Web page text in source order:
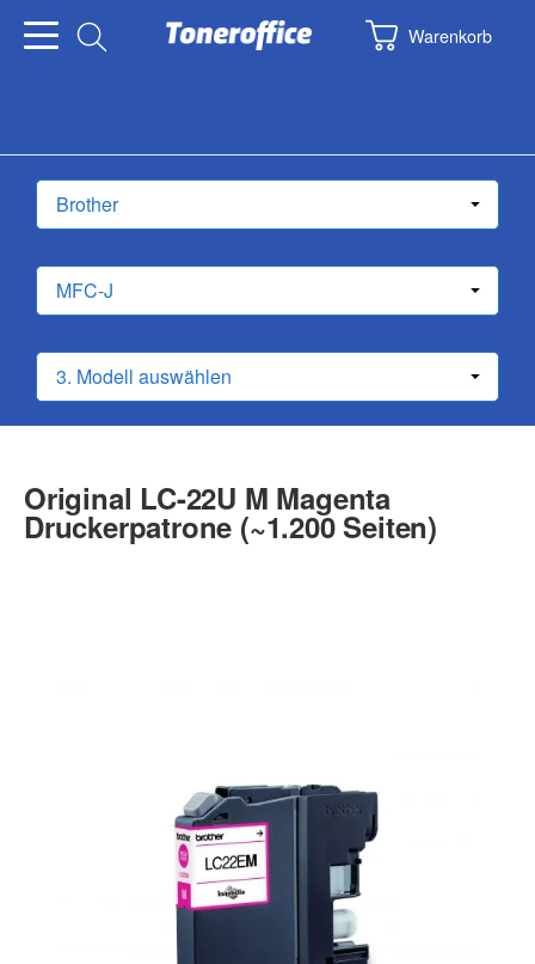
Warenkorb
Original LC-22U M Magenta
Druckerpatrone (~1.200 Seiten)